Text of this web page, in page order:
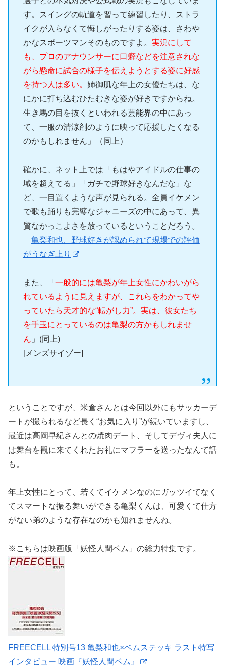
す。スイングの軌道を習って練習したり、ストラ
イクが入らなくて悔しがったりする姿は、さわや
かなスポーツマンそのものですよ。 実況にして
も、プロのアナウンサーに口癖などを注意されな
がら懸命に試合の様子を伝えようとする姿に好感
を持つ人は多い。 姉御肌な年上の女優たちは、な
にかに打ち込むひたむきな姿が好きですからね。
生き馬の目を抜くといわれる芸能界の中にあっ
て、一服の清涼剤のように映って応援したくなる
のかもしれません」（同上）
確かに、ネット上では「もはやアイドルの仕事の
域を超えてる」「ガチで野球好きなんだな」な
ど、一目置くような声が見られる。全員イケメン
で歌も踊りも完璧なジャニーズの中にあって、異
質なかっこよさを放っているということだろう。
亀梨和也、野球好きが認められて現場での評価
がうなぎ上り
また、「 一般的には亀梨が年上女性にかわいがら
れているように見えますが、これらをわかってや
っていたら天才的な“転がし力”。実は、彼女たち
を手玉にとっているのは亀梨の方かもしれませ
ん 」(同上)
[メンズサイゾー]
ということですが、米倉さんとは今回以外にもサッカーデ
ートが撮られるなど長く“お気に入り”が続いていますし、
最近は高岡早紀さんとの焼肉デート、そしてデヴィ夫人に
は舞台を観に来てくれたお礼にマフラーを送ったなんて話
も。
年上女性にとって、若くてイケメンなのにガッツイてなく
てスマートな振る舞いができる亀梨くんは、可愛くて仕方
がない弟のような存在なのかも知れませんね。
※こちらは映画版「妖怪人間ベム」の総力特集です。
FREECELL 特別号13 亀梨和也×ベムステッキ ラスト特写
インタビュー 映画『妖怪人間ベム』